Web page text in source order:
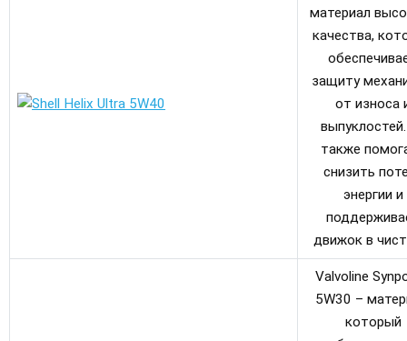
материал
качества,
защиту
от износа
также
снизить
энергии и
движок в
Valvoline
5W30 –
который